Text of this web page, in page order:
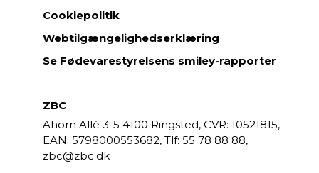
Cookiepolitik
Webtilgængelighedserklæring
Se Fødevarestyrelsens smiley-rapporter
ZBC
Ahorn Allé 3-5 4100 Ringsted, CVR: 10521815,
EAN: 5798000553682,
55 78 88 88,
zbc@zbc.dk